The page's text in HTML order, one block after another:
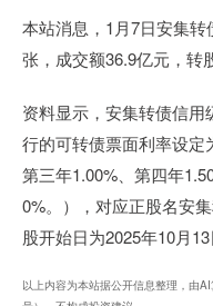
本站消息，1月7日安集
张，成交额36.9亿元，转
资料显示，安集转债信用
行的可转债票面利率设定
第三年1.00%、第四年
0%。），对应正股名安
股开始日为2025年10月13
以上内容为本站据公开信息整理，由